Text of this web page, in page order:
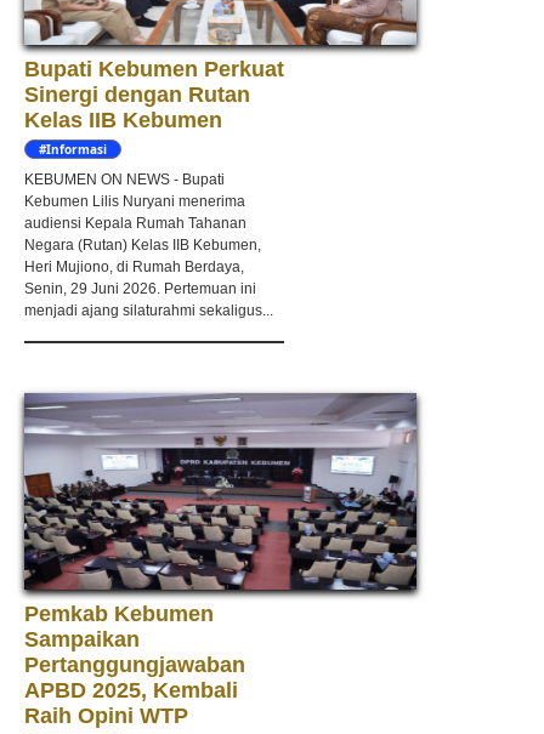
Bupati Kebumen Perkuat
Sinergi dengan Rutan
Kelas IIB Kebumen
#Informasi
KEBUMEN ON NEWS - Bupati
Kebumen Lilis Nuryani menerima
audiensi Kepala Rumah Tahanan
Negara (Rutan) Kelas IIB Kebumen,
Heri Mujiono, di Rumah Berdaya,
Senin, 29 Juni 2026. Pertemuan ini
menjadi ajang silaturahmi sekaligus...
Pemkab Kebumen
Sampaikan
Pertanggungjawaban
APBD 2025, Kembali
Raih Opini WTP